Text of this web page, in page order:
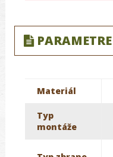
PARAMETRE
Materiál
Typ
montáže